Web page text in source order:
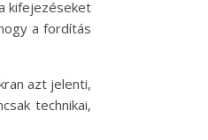
kifejezéseket
a fordítás
azt jelenti,
technikai,